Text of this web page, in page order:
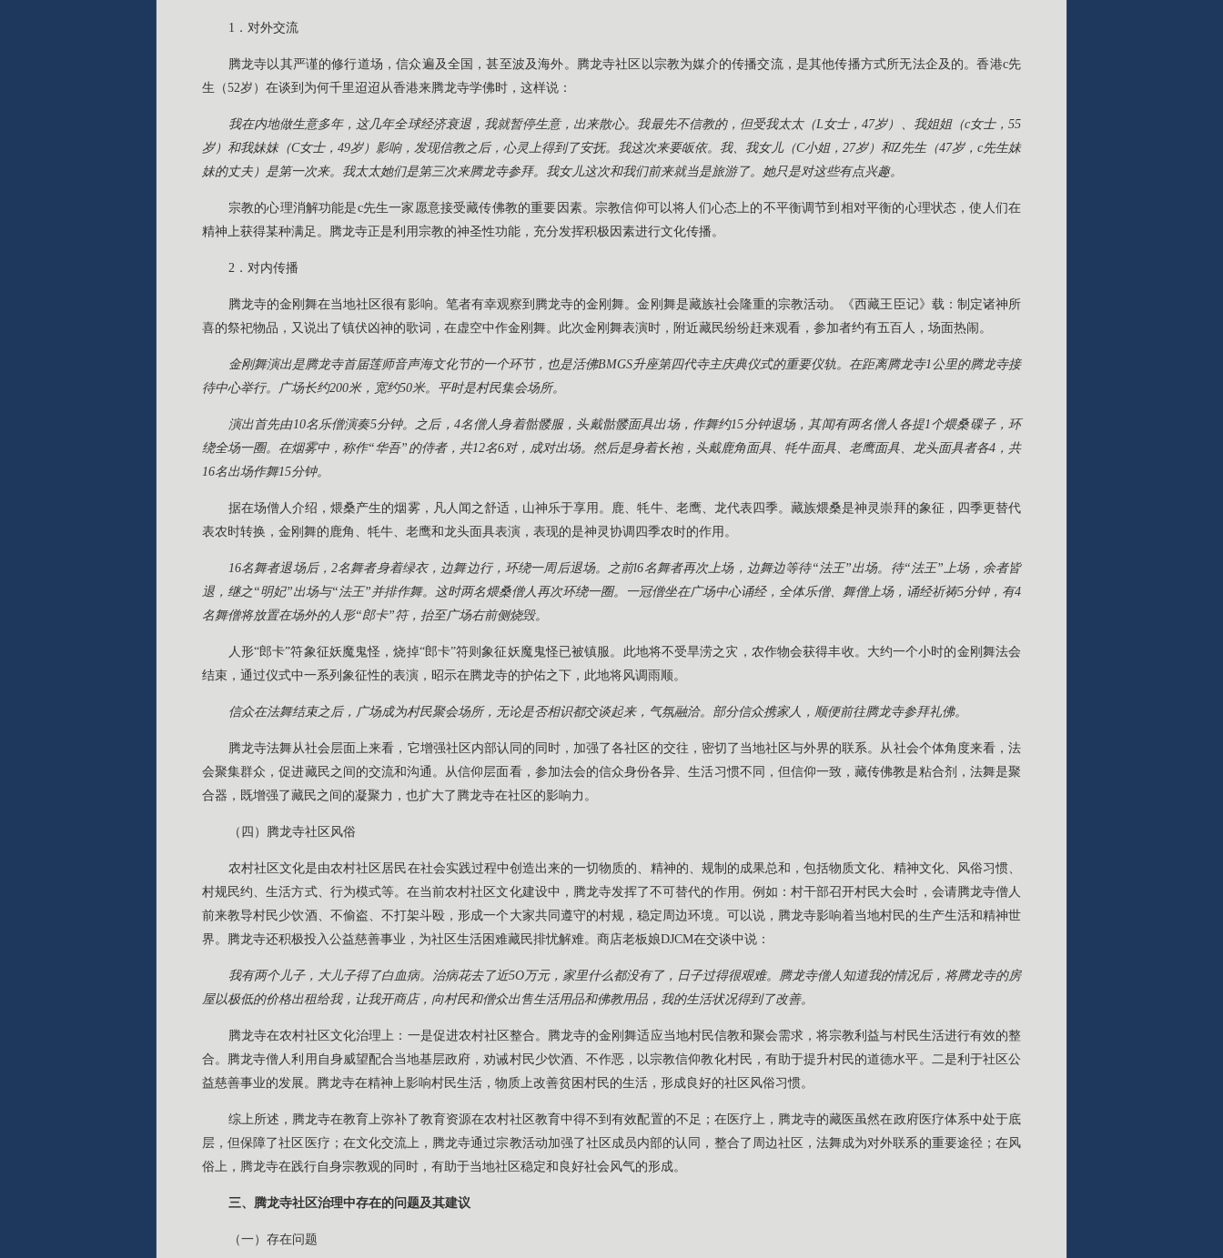
1．对外交流
腾龙寺以其严谨的修行道场，信众遍及全国，甚至波及海外。腾龙寺社区以宗教为媒介的传播交流，是其他传播方式所无法企及的。香港c先
生（52岁）在谈到为何千里迢迢从香港来腾龙寺学佛时，这样说：
我在内地做生意多年，这几年全球经济衰退，我就暂停生意，出来散心。我最先不信教的，但受我太太（L女士，47岁）、我姐姐（c女士，55
岁）和我妹妹（C女士，49岁）影响，发现信教之后，心灵上得到了安抚。我这次来要皈依。我、我女儿（C小姐，27岁）和Z先生（47岁，c先生妹
妹的丈夫）是第一次来。我太太她们是第三次来腾龙寺参拜。我女儿这次和我们前来就当是旅游了。她只是对这些有点兴趣。
宗教的心理消解功能是c先生一家愿意接受藏传佛教的重要因素。宗教信仰可以将人们心态上的不平衡调节到相对平衡的心理状态，使人们在
精神上获得某种满足。腾龙寺正是利用宗教的神圣性功能，充分发挥积极因素进行文化传播。
2．对内传播
腾龙寺的金刚舞在当地社区很有影响。笔者有幸观察到腾龙寺的金刚舞。金刚舞是藏族社会隆重的宗教活动。《西藏王臣记》载：制定诸神所
喜的祭祀物品，又说出了镇伏凶神的歌词，在虚空中作金刚舞。此次金刚舞表演时，附近藏民纷纷赶来观看，参加者约有五百人，场面热闹。
金刚舞演出是腾龙寺首届莲师音声海文化节的一个环节，也是活佛BMGS升座第四代寺主庆典仪式的重要仪轨。在距离腾龙寺1公里的腾龙寺接
待中心举行。广场长约200米，宽约50米。平时是村民集会场所。
演出首先由10名乐僧演奏5分钟。之后，4名僧人身着骷髅服，头戴骷髅面具出场，作舞约15分钟退场，其闻有两名僧人各提1个煨桑碟子，环
绕全场一圈。在烟雾中，称作“华吾”的侍者，共12名6对，成对出场。然后是身着长袍，头戴鹿角面具、牦牛面具、老鹰面具、龙头面具者各4，共
16名出场作舞15分钟。
据在场僧人介绍，煨桑产生的烟雾，凡人闻之舒适，山神乐于享用。鹿、牦牛、老鹰、龙代表四季。藏族煨桑是神灵崇拜的象征，四季更替代
表农时转换，金刚舞的鹿角、牦牛、老鹰和龙头面具表演，表现的是神灵协调四季农时的作用。
16名舞者退场后，2名舞者身着绿衣，边舞边行，环绕一周后退场。之前l6名舞者再次上场，边舞边等待“法王”出场。待“法王”上场，余者皆
退，继之“明妃”出场与“法王”并排作舞。这时两名煨桑僧人再次环绕一圈。一冠僧坐在广场中心诵经，全体乐僧、舞僧上场，诵经祈祷5分钟，有4
名舞僧将放置在场外的人形“郎卡”符，抬至广场右前侧烧毁。
人形“郎卡”符象征妖魔鬼怪，烧掉“郎卡”符则象征妖魔鬼怪已被镇服。此地将不受旱涝之灾，农作物会获得丰收。大约一个小时的金刚舞法会
结束，通过仪式中一系列象征性的表演，昭示在腾龙寺的护佑之下，此地将风调雨顺。
信众在法舞结束之后，广场成为村民聚会场所，无论是否相识都交谈起来，气氛融洽。部分信众携家人，顺便前往腾龙寺参拜礼佛。
腾龙寺法舞从社会层面上来看，它增强社区内部认同的同时，加强了各社区的交往，密切了当地社区与外界的联系。从社会个体角度来看，法
会聚集群众，促进藏民之间的交流和沟通。从信仰层面看，参加法会的信众身份各异、生活习惯不同，但信仰一致，藏传佛教是粘合剂，法舞是聚
合器，既增强了藏民之间的凝聚力，也扩大了腾龙寺在社区的影响力。
（四）腾龙寺社区风俗
农村社区文化是由农村社区居民在社会实践过程中创造出来的一切物质的、精神的、规制的成果总和，包括物质文化、精神文化、风俗习惯、
村规民约、生活方式、行为模式等。在当前农村社区文化建设中，腾龙寺发挥了不可替代的作用。例如：村干部召开村民大会时，会请腾龙寺僧人
前来教导村民少饮酒、不偷盗、不打架斗殴，形成一个大家共同遵守的村规，稳定周边环境。可以说，腾龙寺影响着当地村民的生产生活和精神世
界。腾龙寺还积极投入公益慈善事业，为社区生活困难藏民排忧解难。商店老板娘DJCM在交谈中说：
我有两个儿子，大儿子得了白血病。治病花去了近5O万元，家里什么都没有了，日子过得很艰难。腾龙寺僧人知道我的情况后，将腾龙寺的房
屋以极低的价格出租给我，让我开商店，向村民和僧众出售生活用品和佛教用品，我的生活状况得到了改善。
腾龙寺在农村社区文化治理上：一是促进农村社区整合。腾龙寺的金刚舞适应当地村民信教和聚会需求，将宗教利益与村民生活进行有效的整
合。腾龙寺僧人利用自身威望配合当地基层政府，劝诫村民少饮酒、不作恶，以宗教信仰教化村民，有助于提升村民的道德水平。二是利于社区公
益慈善事业的发展。腾龙寺在精神上影响村民生活，物质上改善贫困村民的生活，形成良好的社区风俗习惯。
综上所述，腾龙寺在教育上弥补了教育资源在农村社区教育中得不到有效配置的不足；在医疗上，腾龙寺的藏医虽然在政府医疗体系中处于底
层，但保障了社区医疗；在文化交流上，腾龙寺通过宗教活动加强了社区成员内部的认同，整合了周边社区，法舞成为对外联系的重要途径；在风
俗上，腾龙寺在践行自身宗教观的同时，有助于当地社区稳定和良好社会风气的形成。
三、腾龙寺社区治理中存在的问题及其建议
（一）存在问题